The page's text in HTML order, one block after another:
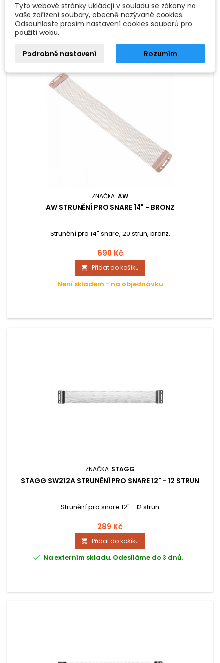
Není skladem - na objednávku
ZNAČKA: AW
AW STRUNĚNÍ PRO SNARE 14" - BRONZ
Strunění pro 14" snare, 20 strun, bronz.
690 Kč
 Přidat do košíku
Není skladem - na objednávku
ZNAČKA: STAGG
STAGG SW212A STRUNĚNÍ PRO SNARE 12" - 12 STRUN
Strunění pro snare 12" - 12 strun
289 Kč
 Přidat do košíku
 Na externím skladu. Odesíláme do 3 dnů.
Tyto webové stránky ukládají v souladu se zákony na
vaše zařízení soubory, obecně nazývané cookies.
Odsouhlaste prosím nastavení cookies souborů pro
použití webu.
Podrobné nastavení Rozumím